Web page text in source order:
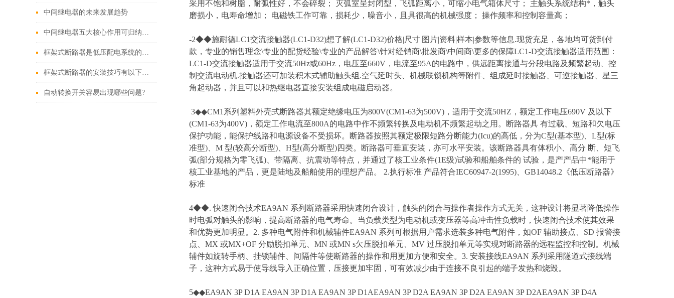
中间继电器的未来发展趋势
中间继电器五大核心作用可归纳如下
框架式断路器是低压配电系统的核心保护设备
框架式断路器的安装技巧有以下这些
自动转换开关容易出现哪些问题?
采用不饱和树脂，耐弧性好，不会碎裂； 灭弧室呈封闭型，飞弧距离小，可缩小电气箱体尺寸； 主触头系统结构*，触头
磨损小，电寿命增加； 电磁铁工作可靠，损耗少，噪音小，且具很高的机械强度； 操作频率和控制容量高；
-2◆◆施耐德LC1交流接触器(LC1-D32)想了解(LC1-D32)价格|尺寸|图片|资料|样本|参数等信息.现货充足，各地均可货到付
款，专业的销售理念\专业的配货经验\专业的产品解答\针对经销商\批发商\中间商\更多的保障LC1-D交流接触器适用范围：
LC1-D交流接触器适用于交流50Hz或60Hz，电压至660V，电流至95A的电路中，供远距离接通与分段电路及频繁起动、控
制交流电动机.接触器还可加装积木式辅助触头组.空气延时头、机械联锁机构等附件、组成延时接触器、可逆接触器、星三
角起动器，并且可以和热继电器直接安装组成电磁启动器。
3◆◆CM1系列塑料外壳式断路器其额定绝缘电压为800V(CM1-63为500V)，适用于交流50HZ，额定工作电压690V 及以下
(CM1-63为400V)，额定工作电流至800A的电路中作不频繁转换及电动机不频繁起动之用。断路器具 有过载、短路和欠电压
保护功能，能保护线路和电源设备不受损坏。断路器按照其额定极限短路分断能力(Icu)的高低，分为C型(基本型)、L型(标
准型)、M 型(较高分断型)、H型(高分断型)四类。断路器可垂直安装，亦可水平安装。该断路器具有体积小、高分 断、短飞
弧(部分规格为零飞弧)、带隔离、抗震动等特点，并通过了核工业条件(1E级)试验和船舶条件的 试验，是产产品中*能用于
核工业基地的产品，更是陆地及船舶使用的理想产品。 2.执行标准 产品符合IEC60947-2(1995)、GB14048.2《低压断路器》
标准
4◆◆. 快速闭合技术EA9AN 系列断路器采用快速闭合设计，触头的闭合与操作者操作方式无关，这种设计将显著降低操作
时电弧对触头的影响，提高断路器的电气寿命。当负载类型为电动机或变压器等高冲击性负载时，快速闭合技术使其效果
和优势更加明显。2. 多种电气附件和机械辅件EA9AN 系列可根据用户需求选装多种电气附件，如OF 辅助接点、SD 报警接
点、MX 或MX+OF 分励脱扣单元、MN 或MN s欠压脱扣单元、MV 过压脱扣单元等实现对断路器的远程监控和控制。机械
辅件如旋转手柄、挂锁辅件、间隔件等使断路器的操作和用更加方便和安全。3. 安装接线EA9AN 系列采用隧道式接线端
子，这种方式易于使导线导入正确位置，压接更加牢固，可有效减少由于连接不良引起的端子发热和烧毁。
5◆◆EA9AN 3P D1A EA9AN 3P D1A EA9AN 3P D1AEA9AN 3P D2A EA9AN 3P D2A EA9AN 3P D2AEA9AN 3P D4A